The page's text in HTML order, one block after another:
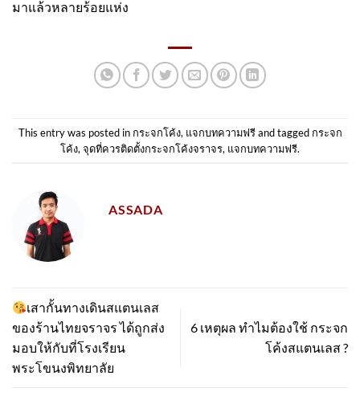
มาแล้วหลายร้อยแห่ง
This entry was posted in กระจกโค้ง, แจกบทความฟรีand tagged กระจก
โค้ง, จุดที่ควรติดตั้งกระจกโค้งจราจร, แจกบทความฟรี.
ASSADA
เสากั้นทางเดินสแตนเลส
ของร้านไทยจราจร ได้ถูกส่ง
มอบให้กับที่โรงเรียน
พระโขนงพิทยาลัย
6 เหตุผล ทำไมต้องใช้ กระจก
โค้งสแตนเลส ?